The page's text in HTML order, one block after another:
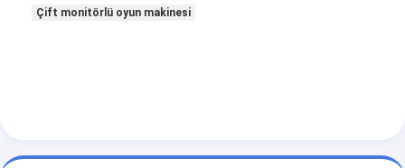
Casino Rulet Masası
Çift monitörlü oyun makinesi